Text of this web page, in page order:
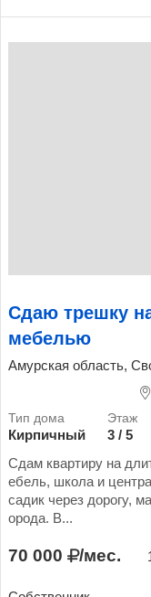
Сдаю трешку
мебелью
Амурская область,
Кирпичный 3 / 5
Сдам квартиру на
ебель, школа и
садик через дорогу,
орода. В...
70 000 /мес.